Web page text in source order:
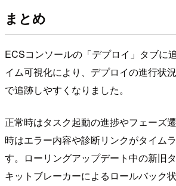
まとめ
ECSコンソールの「デプロイ」タブに
イム可視化により、デプロイの進行状
で追跡しやすくなりました。
正常時はタスク起動の進捗やフェーズ
時はエラー内容や診断リンクがタイム
す。ローリングアップデート中の新旧
キットブレーカーによるロールバック